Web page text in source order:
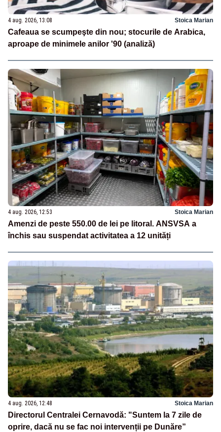
4 aug. 2026, 13:08 Stoica Marian
Cafeaua se scumpeşte din nou; stocurile de Arabica,
aproape de minimele anilor '90 (analiză)
4 aug. 2026, 12:53 Stoica Marian
Amenzi de peste 550.00 de lei pe litoral. ANSVSA a
închis sau suspendat activitatea a 12 unități
4 aug. 2026, 12:48 Stoica Marian
Directorul Centralei Cernavodă: "Suntem la 7 zile de
oprire, dacă nu se fac noi intervenții pe Dunăre”